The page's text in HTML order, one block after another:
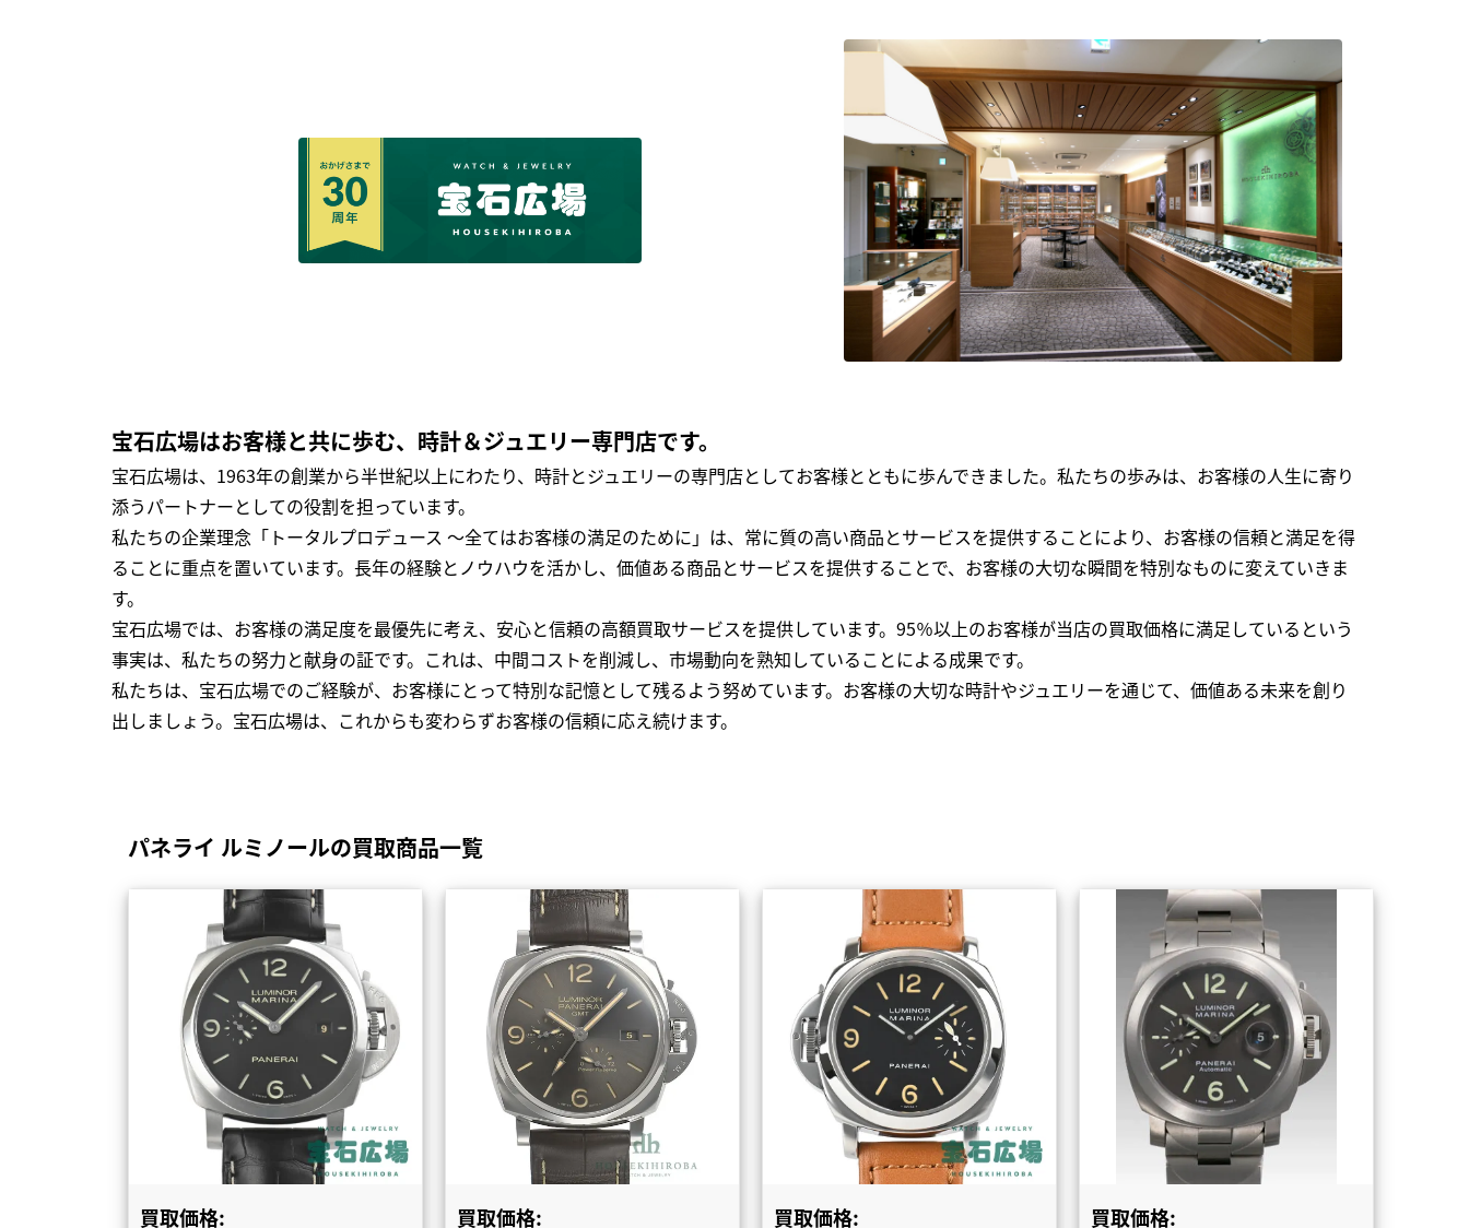
宝石広場はお客様と共に歩む、時計＆ジュエリー専門店です。
宝石広場は、1963年の創業から半世紀以上にわたり、時計とジュエリーの専門店としてお客様とともに歩んできました。私たちの歩みは、お客様の人生に寄り
添うパートナーとしての役割を担っています。
私たちの企業理念「トータルプロデュース ～全てはお客様の満足のために」は、常に質の高い商品とサービスを提供することにより、お客様の信頼と満足を得
ることに重点を置いています。長年の経験とノウハウを活かし、価値ある商品とサービスを提供することで、お客様の大切な瞬間を特別なものに変えていきま
す。
宝石広場では、お客様の満足度を最優先に考え、安心と信頼の高額買取サービスを提供しています。95％以上のお客様が当店の買取価格に満足しているという
事実は、私たちの努力と献身の証です。これは、中間コストを削減し、市場動向を熟知していることによる成果です。
私たちは、宝石広場でのご経験が、お客様にとって特別な記憶として残るよう努めています。お客様の大切な時計やジュエリーを通じて、価値ある未来を創り
出しましょう。宝石広場は、これからも変わらずお客様の信頼に応え続けます。
パネライ ルミノールの買取商品一覧
買取価格: 買取価格: 買取価格: 買取価格: